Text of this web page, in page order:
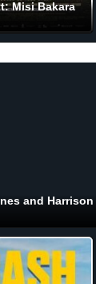
Misi Bakara
and Harrison